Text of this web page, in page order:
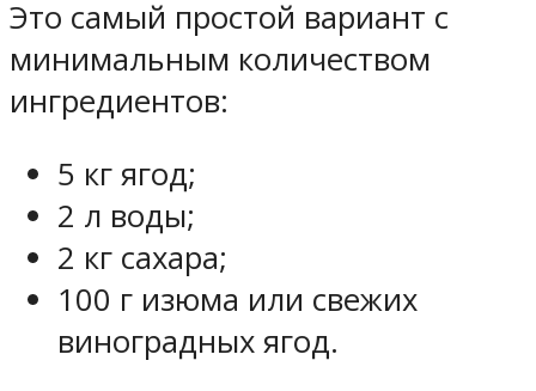
Это самый простой вариант с
минимальным количеством
ингредиентов:
5 кг ягод;
2 л воды;
2 кг сахара;
100 г изюма или свежих
виноградных ягод.